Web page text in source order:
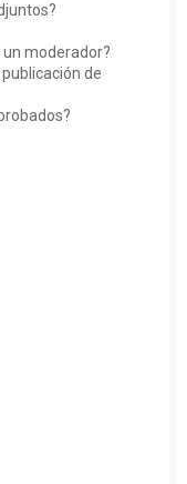
moderador?
publicación de